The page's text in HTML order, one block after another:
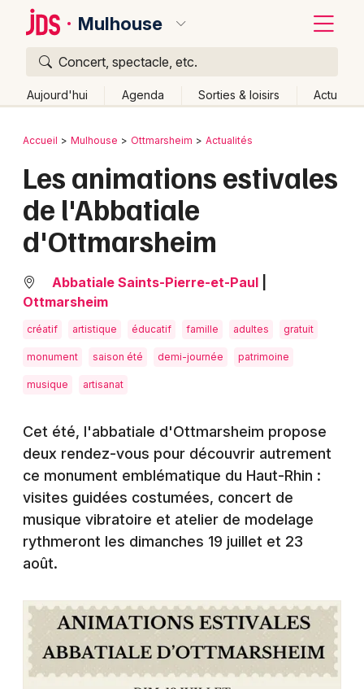
Mulhouse
Concert, spectacle, etc.
Aujourd'hui Agenda Sorties & loisirs Actu
Publier un événement
Grands événements
Activité & Expérience
Foires & salons
Concerts
Sports
Soirées
Sorties famille
Sorties & loisirs
Actualités dans le Haut-Rhin
Bordeaux
Colmar
Lille
Marseille
Mulhouse
Nice
Paris
Strasbourg
Toulouse
Toutes les villes
Retour
Accueil Mulhouse Ottmarsheim Actualités
Les animations estivales
de l'Abbatiale
d'Ottmarsheim
Abbatiale Saints-Pierre-et-Paul
Ottmarsheim
créatif artistique éducatif famille adultes gratuit
monument saison été demi-journée patrimoine
musique artisanat
Cet été, l'abbatiale d'Ottmarsheim propose
deux rendez-vous pour découvrir autrement
ce monument emblématique du Haut-Rhin :
visites guidées costumées, concert de
musique vibratoire et atelier de modelage
rythmeront les dimanches 19 juillet et 23
août.
Quoi ?
Où ?
Partout
Près de moi Changer de lieu
Quand ?
Aujourd'hui
Demain Ce week-end